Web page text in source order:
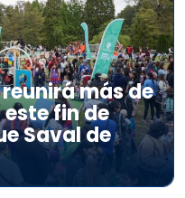
más de
fin de
Saval de